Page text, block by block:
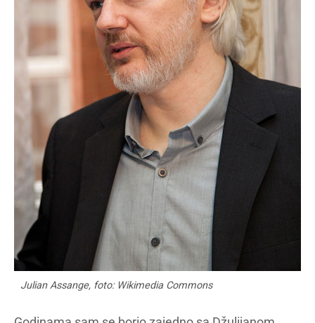
Julian Assange, foto: Wikimedia Commons